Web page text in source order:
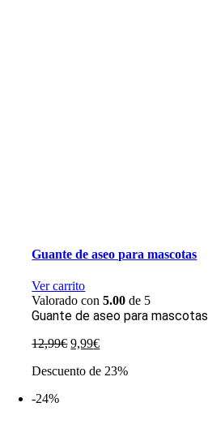
Guante de aseo para mascotas
Ver carrito
Valorado con5.00 de 5
Guante de aseo para mascotas
12,99€ El
original
9,99€El
actual
Descuento de 23%
-24%